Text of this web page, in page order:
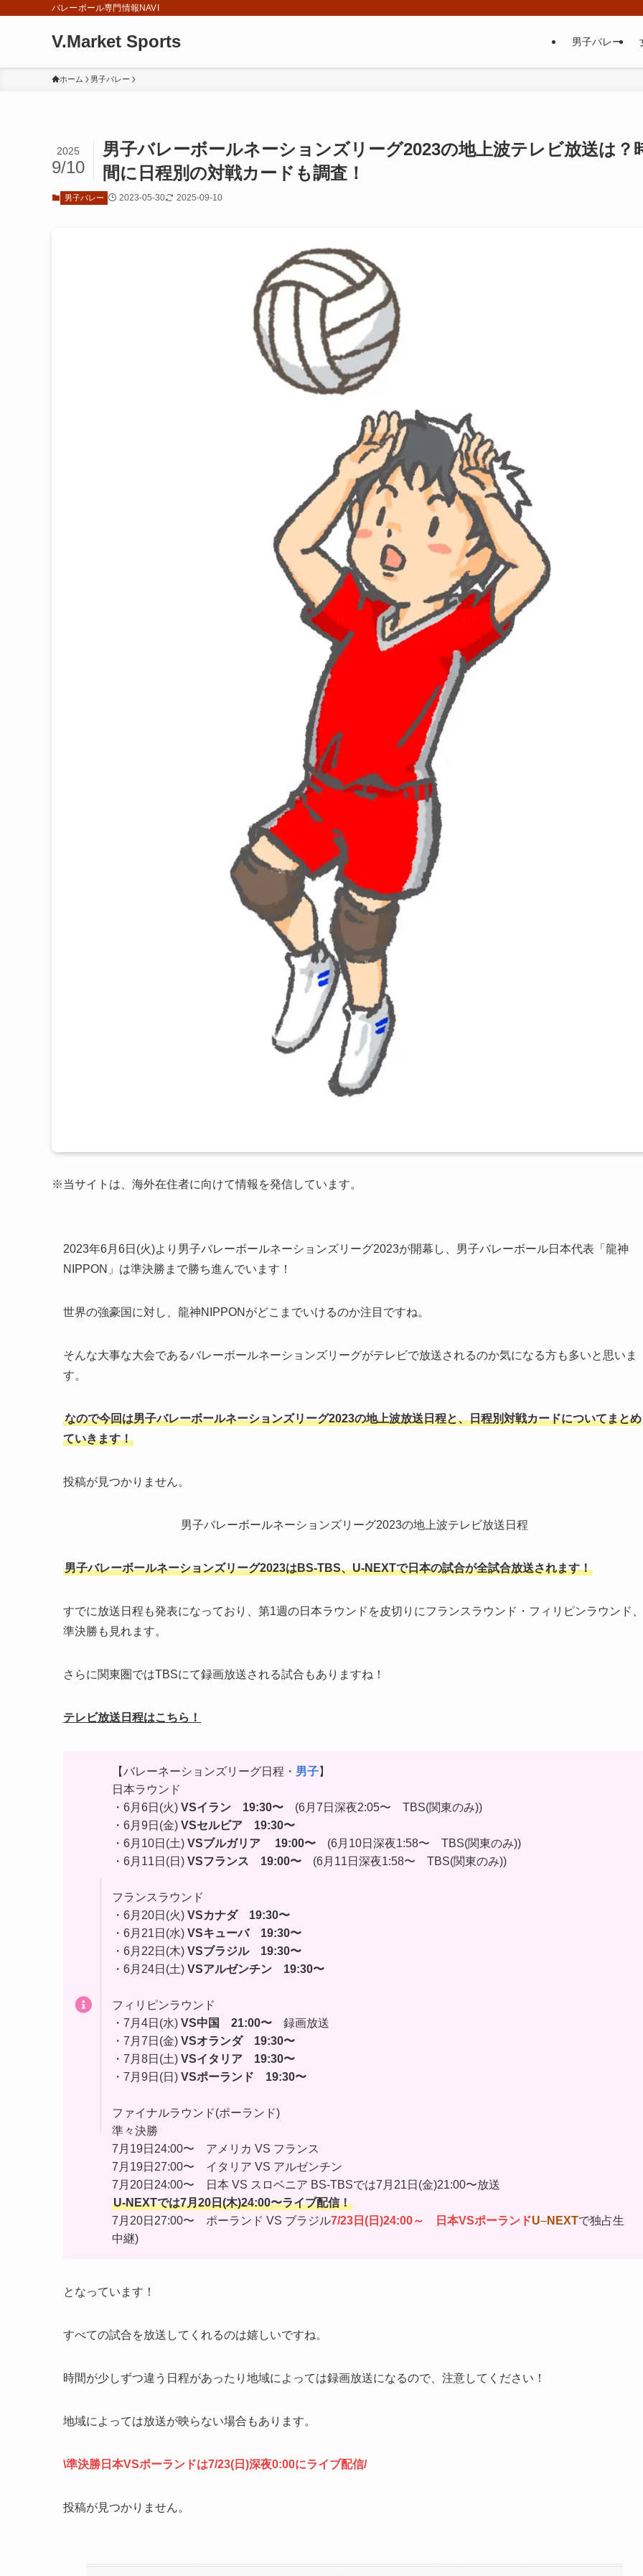
バレーボール専門情報NAVI
V.Market Sports 男子バレー
ホーム 男子バレー
男子バレーボールネーションズリーグ2023の地上波テレビ放送は？
間に日程別の対戦カードも調査！
2025
9/10
男子バレー 2023-05-30 2025-09-10
※当サイトは、海外在住者に向けて情報を発信しています。
2023年6月6日(火)より男子バレーボールネーションズリーグ2023が開幕し、男子バレーボール日本代表「龍神
NIPPON」は準決勝まで勝ち進んでいます！
世界の強豪国に対し、龍神NIPPONがどこまでいけるのか注目ですね。
そんな大事な大会であるバレーボールネーションズリーグがテレビで放送されるのか気になる方も多いと思いま
す。
なので今回は男子バレーボールネーションズリーグ2023の地上波放送日程と、日程別対戦カードについてまとめ
ていきます！
投稿が見つかりません。
男子バレーボールネーションズリーグ2023の地上波テレビ放送日程
男子バレーボールネーションズリーグ2023はBS-TBS、U-NEXTで日本の試合が全試合放送されます！
すでに放送日程も発表になっており、第1週の日本ラウンドを皮切りにフランスラウンド・フィリピンラウンド、
準決勝も見れます。
さらに関東圏ではTBSにて録画放送される試合もありますね！
テレビ放送日程はこちら！
【バレーネーションズリーグ日程・ 男子】
日本ラウンド
・6月6日(火) VSイラン 19:30〜 (6月7日深夜2:05〜 TBS(関東のみ))
・6月9日(金) VSセルビア
19:30〜
・6月10日(土) VSブルガリア 19:00〜 (6月10日深夜1:58〜 TBS(関東のみ))
・6月11日(日) VSフランス 19:00〜 (6月11日深夜1:58〜 TBS(関東のみ))
フランスラウンド
・6月20日(火) VSカナダ
19:30〜
・6月21日(水) VSキューバ
19:30〜
・6月22日(木) VSブラジル
19:30〜
・6月24日(土) VSアルゼンチン 19:30〜
フィリピンラウンド
・7月4日(水) VS中国 21:00〜 録画放送
・7月7日(金) VSオランダ
19:30〜
・7月8日(土) VSイタリア 19:30〜
・7月9日(日) VSポーランド 19:30〜
ファイナルラウンド(ポーランド)
準々決勝
7月19日24:00〜 アメリカ VS フランス
7月19日27:00〜 イタリア VS アルゼンチン
7月20日24:00〜 日本 VS スロベニア BS-TBSでは7月21日(金)21:00〜放送
U-NEXTでは7月20日(木)24:00〜ライブ配信！
7月20日27:00〜 ポーランド VS ブラジル7/23日(日)24:00～ 日本VSポーランドU–NEXTで独占生
中継)
となっています！
すべての試合を放送してくれるのは嬉しいですね。
時間が少しずつ違う日程があったり地域によっては録画放送になるので、注意してください！
地域によっては放送が映らない場合もあります。
\準決勝日本VSポーランドは7/23(日)深夜0:00にライブ配信/
投稿が見つかりません。